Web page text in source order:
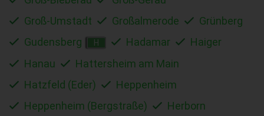
Groß-Umstadt
Großalmerode
Grünberg
Gudensberg
H Hadamar
Haiger
Hanau
Hattersheim am Main
Hatzfeld (Eder)
Heppenheim
Heppenheim (Bergstraße)
Herborn